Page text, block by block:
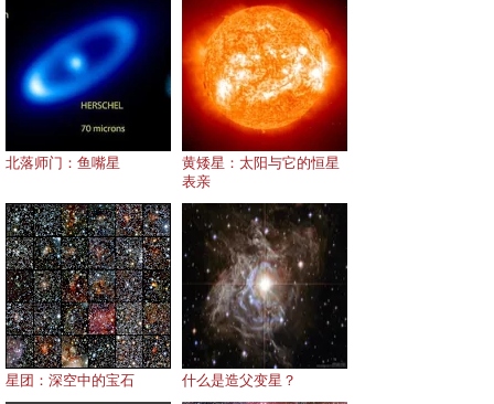
北落师门：鱼嘴星
黄矮星：太阳与它的恒星
表亲
星团：深空中的宝石 什么是造父变星？